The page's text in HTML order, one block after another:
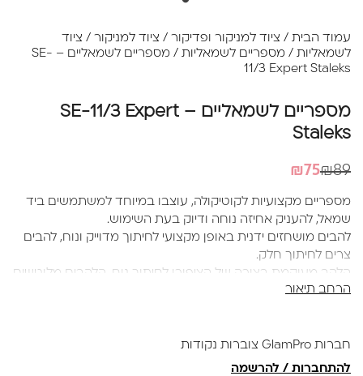
עמוד הבית / ציוד למניקור ופדיקור / ציוד למניקור / ציוד
לשמאליות / מספריים לשמאליות
/ מספריים לשמאליים – SE-
11/3 Expert Staleks
מספריים לשמאליים – SE-11/3 Expert
Staleks
₪89
המחיר
₪89.
₪75
המחיר
₪75.
מספריים מקצועיות לקוטיקולה, עוצבו במיוחד למשתמשים ביד
שמאל, להעניק אחיזה נוחה ודיוק בעת השימוש.
להבים מושחזים ידנית באופן מקצועי לחיתוך מדוייק ונוח, להבים
צרים לחיתוך חלק.
הלהב מעוקמת בצורה של הציפורן לחיתוך נוח, הלהבים מלוטשים
בחלק הפנימי למניעת פציעות בזמן השימוש.
למוצר עמידות גבוהה לחלודה.
הרחב תיאור
חברות GlamPro צוברות נקודות
להתחברות / להרשמה